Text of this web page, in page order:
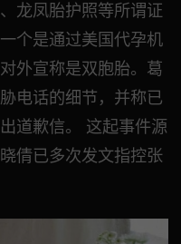
龙凤胎护照等所谓证
个是通过美国代孕机
外宣称是双胞胎。葛
电话的细节，并称已
道歉信。 这起事件源
倩已多次发文指控张